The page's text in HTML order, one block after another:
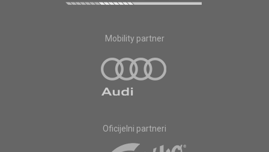
Mobility partner
Oficijelni partneri